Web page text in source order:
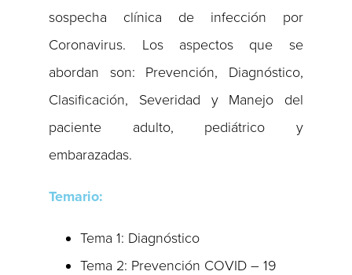
sospecha clínica de infección por
Coronavirus. Los aspectos que se
abordan son: Prevención, Diagnóstico,
Clasificación, Severidad y Manejo del
paciente adulto, pediátrico y
embarazadas.
Temario:
Tema 1: Diagnóstico
Tema 2: Prevención COVID – 19